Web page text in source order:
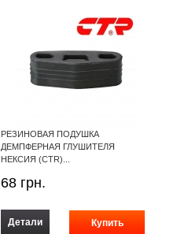
РЕЗИНОВАЯ ПОДУШКА
ДЕМПФЕРНАЯ ГЛУШИТЕЛЯ
НЕКСИЯ (CTR)...
68 грн.
Детали